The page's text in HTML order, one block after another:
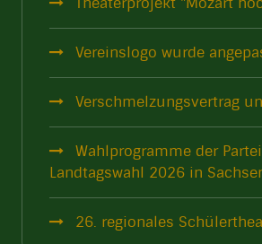
Vereinslogo wurde
Verschmelzungsvertrag
Wahlprogramme der
Landtagswahl 2026 in
26. regionales